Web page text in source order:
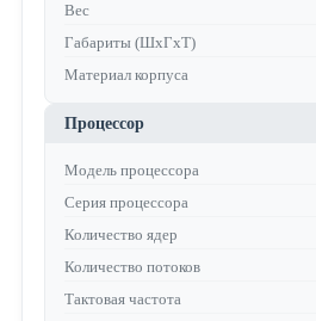
Вес
Габариты (ШхГхТ)
Материал корпуса
Процессор
Модель процессора
Серия процессора
Количество ядер
Количество потоков
Тактовая частота